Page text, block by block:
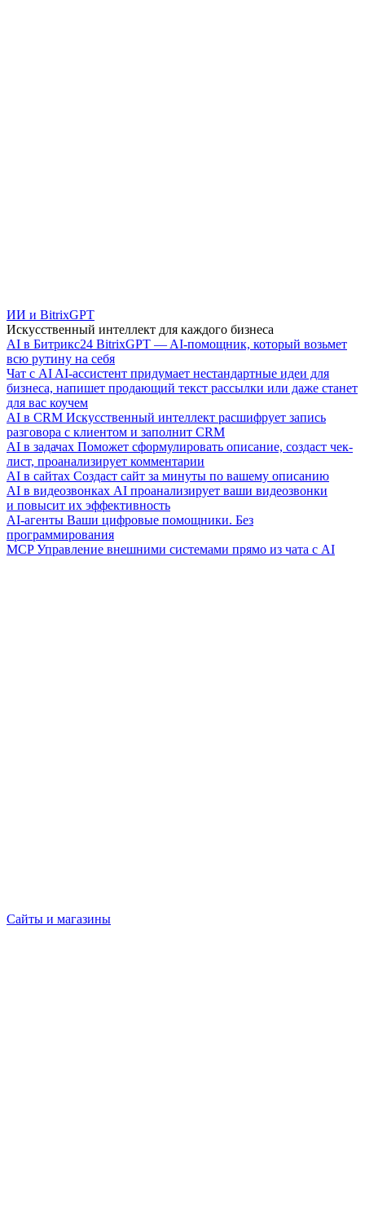
ИИ и BitrixGPT
Искусственный интеллект для каждого бизнеса
AI в Битрикс24 BitrixGPT — AI-помощник, который возьмет
всю рутину на себя
Чат с AI AI-ассистент придумает нестандартные идеи для
бизнеса, напишет продающий текст рассылки или даже станет
для вас коучем
AI в CRM Искусственный интеллект расшифрует запись
разговора с клиентом и заполнит CRM
AI в задачах Поможет сформулировать описание, создаст чек-
лист, проанализирует комментарии
AI в сайтах Создаст сайт за минуты по вашему описанию
AI в видеозвонках AI проанализирует ваши видеозвонки
и повысит их эффективность
AI-агенты Ваши цифровые помощники. Без
программирования
MCP Управление внешними системами прямо из чата с AI
Сайты и магазины